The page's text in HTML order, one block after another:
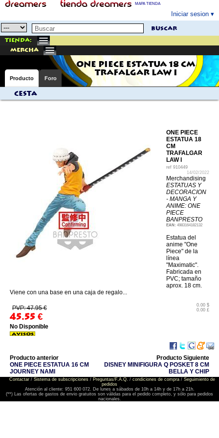
MAPA TIENDA
Iniciar sesion
buscar
Tienda:
mercha
ONE PIECE ESTATUA 18 CM
TRAFALGAR LAW I
Producto Foro
Cesta
ONE PIECE
ESTATUA 18
CM
TRAFALGAR
LAW I
ref 910449
14/02/2022
Merchandising
ESTATUAS Y
DECORACION
- MANGA Y
ANIME: ONE
PIECE
BANPRESTO
EAN: 4983164182132
Estatua del
anime "One
Piece" de la
línea
"Maximatic".
Fabricada en
PVC; tamaño
aprox. 18 cm.
Viene con una base en una caja de regalo...
PVP: 47.95 €
45.55 €
0.00 $
0.00 £
No Disponible
Producto anterior
ONE PIECE ESTATUA 16 CM
JOURNEY NAMI
Producto Siguiente
DISNEY MINIFIGURA Q POSKET 8 CM
BELLA Y CHIP
Contactar/ Sistema de subscripciones/ Preguntas/F.A.Q. / condiciones de compra/ Seguimiento de
pedidos
Atención al cliente: 951 600 072. De lunes a sábados de 10h a 14h y de 17h a 21h.
(**) Las ofertas de gastos de envio gratuitos son válidas para el pedido completo, y sólo para pedidos
nacionales.